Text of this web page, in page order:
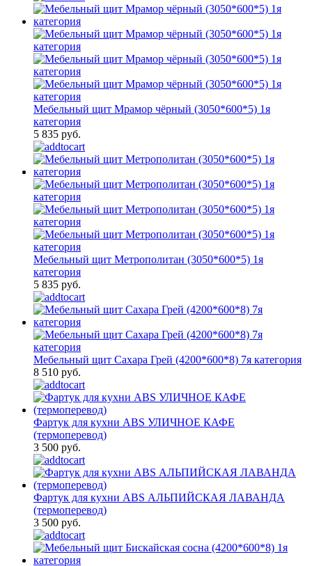
Мебельный щит Мрамор чёрный (3050*600*5) 1я
категория
5 835 руб.
Мебельный щит Метрополитан (3050*600*5) 1я
категория
5 835 руб.
Мебельный щит Сахара Грей (4200*600*8) 7я категория
8 510 руб.
Фартук для кухни ABS УЛИЧНОЕ КАФЕ
(термоперевод)
3 500 руб.
Фартук для кухни ABS АЛЬПИЙСКАЯ ЛАВАНДА
(термоперевод)
3 500 руб.